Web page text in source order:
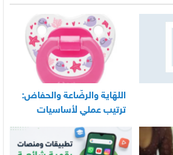
اللهّاية والرضّاعة والحفاض:
ترتيب عملي لأساسيات
العناية اليومية بالرضيع